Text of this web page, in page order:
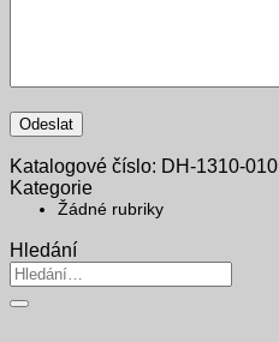
Katalogové číslo: DH-1310-010
Kategorie
Žádné rubriky
Hledání
Hledat: